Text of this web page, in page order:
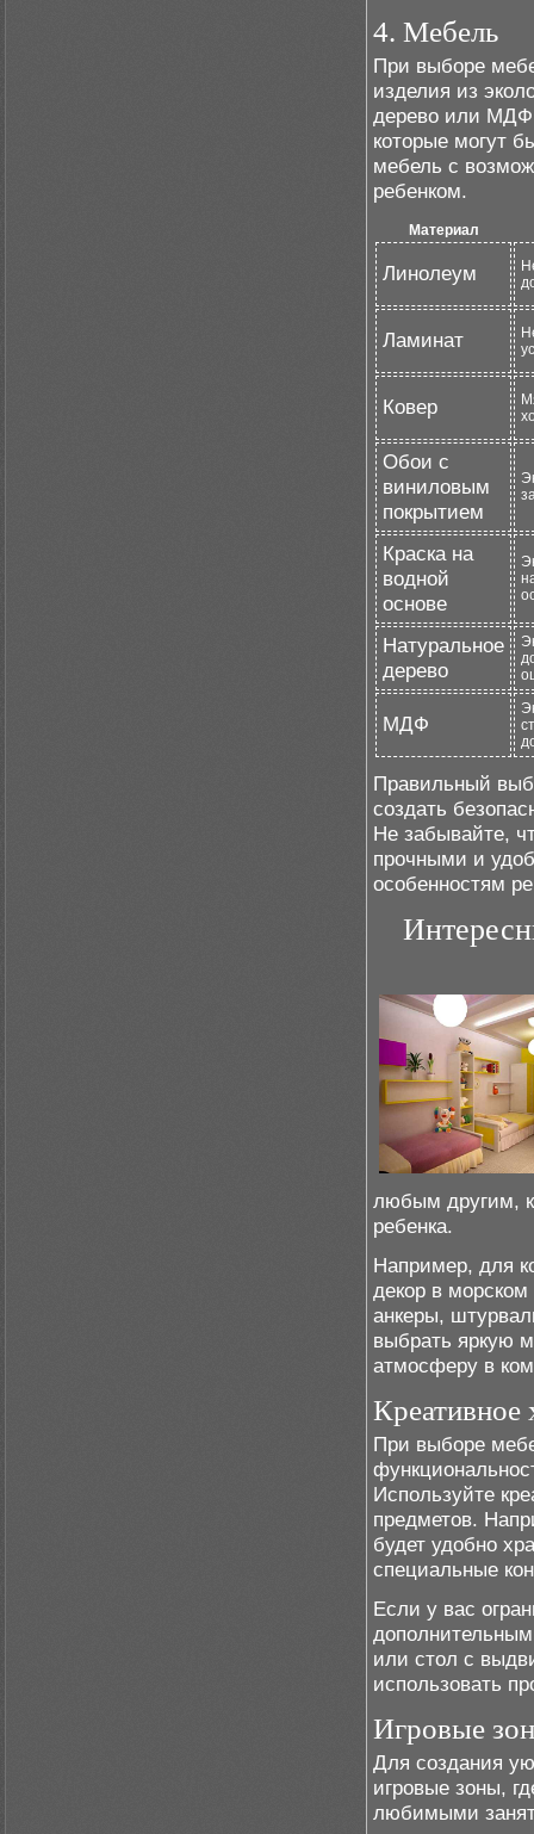
4. Мебель
При выборе
изделия из
дерево или МДФ.
которые могут
мебель с
ребенком.
Материал
Линолеум
Ламинат
Ковер
Обои с
виниловым
покрытием
Краска на
водной
основе
Натуральное
дерево
МДФ
Правильный
создать
Не забывайте,
прочными и
особенностям
любым другим,
ребенка.
Например, для
декор в
анкеры,
выбрать яркую
атмосферу в
Креативное
При выборе
Используйте
предметов.
будет удобно
специальные
Если у вас
или стол с
использовать
Игровые
Для создания
игровые зоны,
любимыми